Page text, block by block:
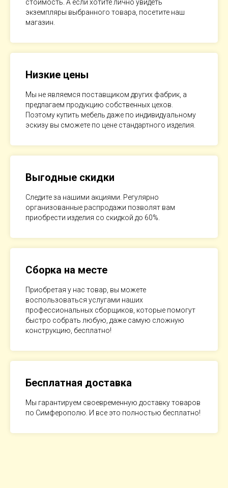
стоимость. А если хотите лично увидеть
экземпляры выбранного товара, посетите наш
магазин.
Низкие цены
Мы не являемся поставщиком других фабрик, а
предлагаем продукцию собственных цехов.
Поэтому купить мебель даже по индивидуальному
эскизу вы сможете по цене стандартного изделия.
Выгодные скидки
Следите за нашими акциями. Регулярно
организованные распродажи позволят вам
приобрести изделия со скидкой до 60%.
Сборка на месте
Приобретая у нас товар, вы можете
воспользоваться услугами наших
профессиональных сборщиков, которые помогут
быстро собрать любую, даже самую сложную
конструкцию, бесплатно!
Бесплатная доставка
Мы гарантируем своевременную доставку товаров
по Симферополю. И все это полностью бесплатно!